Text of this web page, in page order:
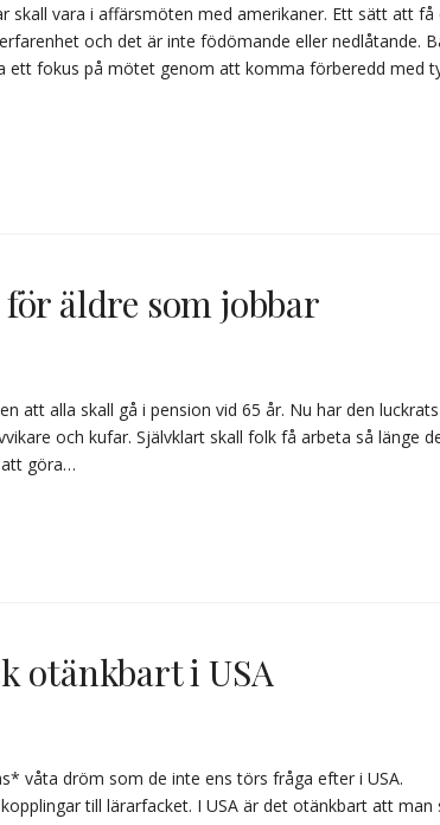
skall vara i affärsmöten med amerikaner. Ett sätt att
och det är inte födömande eller nedlåtande.
ett fokus på mötet genom att komma förberedd med
äldre som jobbar
att alla skall gå i pension vid 65 år. Nu har den
och kufar. Självklart skall folk få arbeta så länge
göra…
otänkbart i USA
våta dröm som de inte ens törs fråga efter i USA.
till lärarfacket. I USA är det otänkbart att man